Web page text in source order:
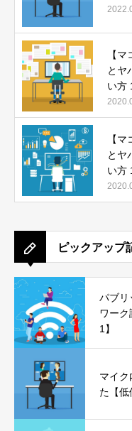
【
とヤ
い方
【
とヤ
い方
ピックアップ
パブリ
ワーク
1】
マイク
た【低